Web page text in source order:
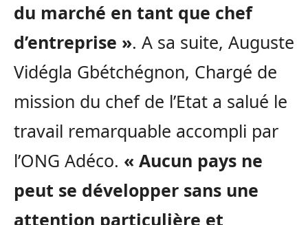
du marché en tant que chef
d’entreprise ». A sa suite, Auguste
Vidégla Gbétchégnon, Chargé de
mission du chef de l’Etat a salué le
travail remarquable accompli par
l’ONG Adéco. « Aucun pays ne
peut se développer sans une
attention particulière et